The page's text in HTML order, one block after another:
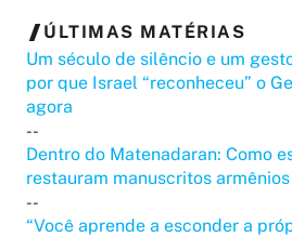
ÚLTIMAS MATÉRIAS
Um século de silêncio e um
por que Israel “reconheceu” o
agora
--
Dentro do Matenadaran: Como
restauram manuscritos
--
“Você aprende a esconder a